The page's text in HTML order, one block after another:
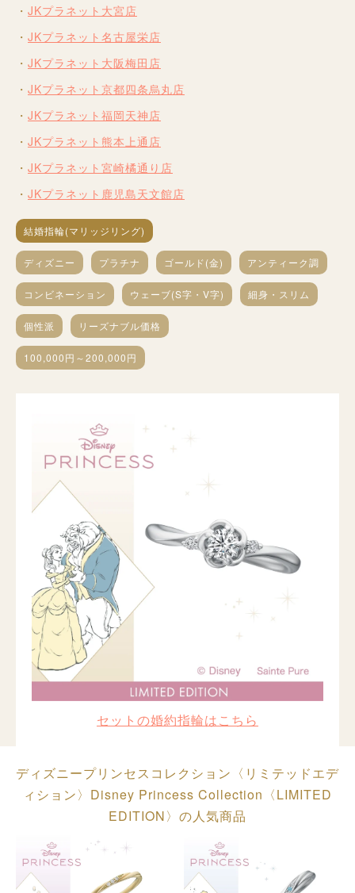
JKプラネット大宮店
JKプラネット名古屋栄店
JKプラネット大阪梅田店
JKプラネット京都四条烏丸店
JKプラネット福岡天神店
JKプラネット熊本上通店
JKプラネット宮崎橘通り店
JKプラネット鹿児島天文館店
結婚指輪(マリッジリング)
ディズニー プラチナ ゴールド(金) アンティーク調
コンビネーション ウェーブ(S字・V字) 細身・スリム
個性派 リーズナブル価格
100,000円～200,000円
セットの婚約指輪はこちら
ディズニープリンセスコレクション〈リミテッドエデ
ィション〉Disney Princess Collection〈LIMITED
EDITION〉の人気商品